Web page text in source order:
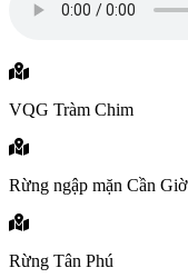
VQG Tràm Chim
Rừng ngập mặn Cần Giờ
Rừng Tân Phú